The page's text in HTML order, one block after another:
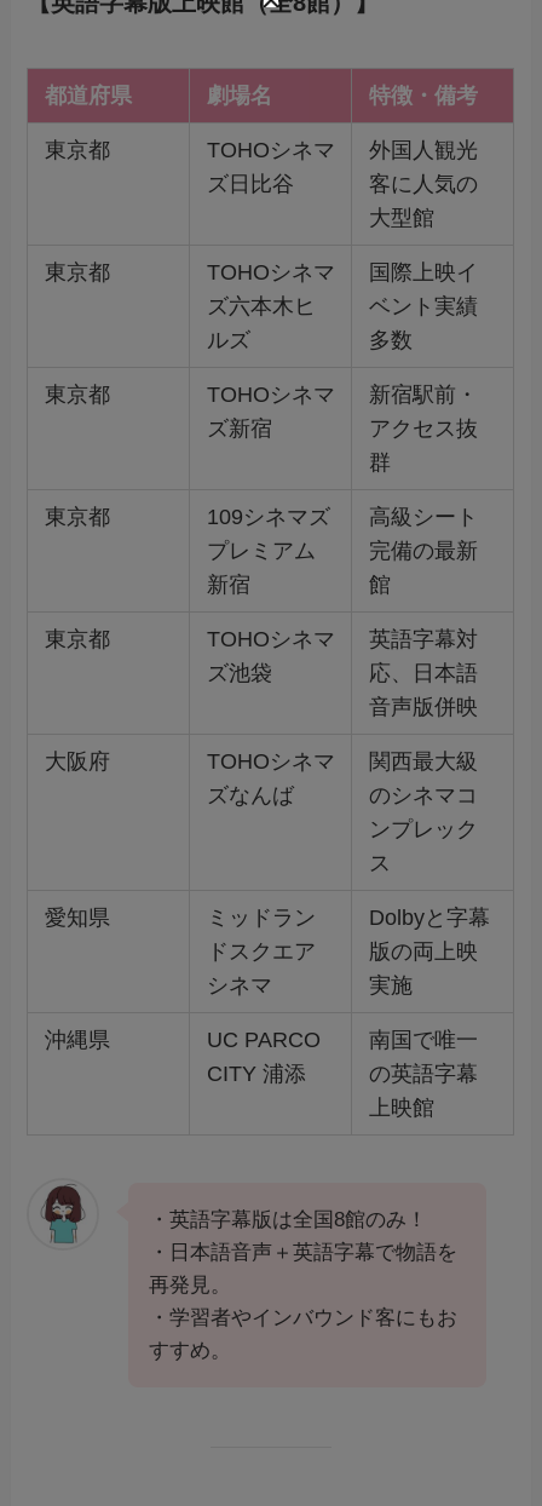
都道府県 劇場名 特徴・備考
東京都
TOHOシネマ
ズ日比谷
外国人観光
客に人気の
大型館
東京都
TOHOシネマ
ズ六本木ヒ
ルズ
国際上映イ
ベント実績
多数
東京都
TOHOシネマ
ズ新宿
新宿駅前・
アクセス抜
群
東京都
109シネマズ
プレミアム
新宿
高級シート
完備の最新
館
東京都
TOHOシネマ
ズ池袋
英語字幕対
応、日本語
音声版併映
大阪府
TOHOシネマ
ズなんば
関西最大級
のシネマコ
ンプレック
ス
愛知県
ミッドラン
ドスクエア
シネマ
Dolbyと字幕
版の両上映
実施
沖縄県
UC PARCO
CITY 浦添
南国で唯一
の英語字幕
上映館
・英語字幕版は全国8館のみ！
・日本語音声＋英語字幕で物語を
再発見。
・学習者やインバウンド客にもお
すすめ。